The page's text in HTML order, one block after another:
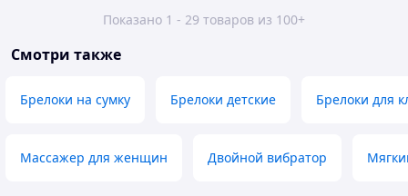
Показано 1 - 29 товаров из 100+
Смотри также
Брелоки на сумку Брелоки детские Брелоки для
Массажер для женщин Двойной вибратор